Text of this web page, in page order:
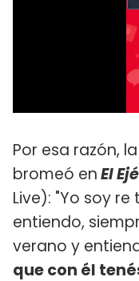
Por esa razón,
bromeó enEl
Live): "Yo soy
entiendo,
verano y
que con él